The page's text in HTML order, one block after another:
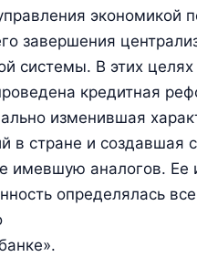
экономикой
завершения
системы. В этих
кредитная
изменившая
в стране и создавшая
имевшую аналогов. Ее
определялась